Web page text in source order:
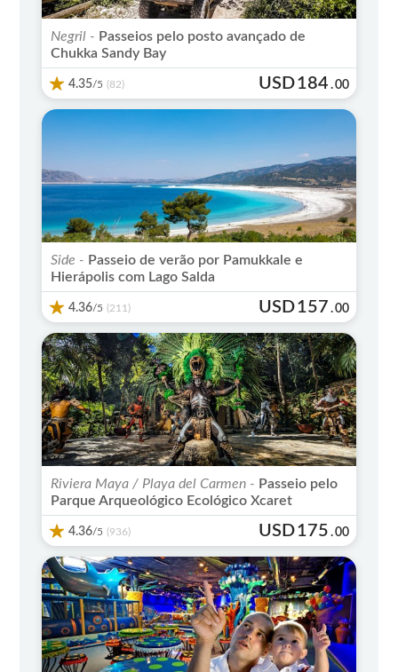
Negril - Passeios pelo posto avançado de
Chukka Sandy Bay
4.35/5 (82) USD184 .00
Side - Passeio de verão por Pamukkale e
Hierápolis com Lago Salda
4.36/5 (211) USD157 .00
Riviera Maya / Playa del Carmen - Passeio pelo
Parque Arqueológico Ecológico Xcaret
4.36/5 (936) USD175 .00